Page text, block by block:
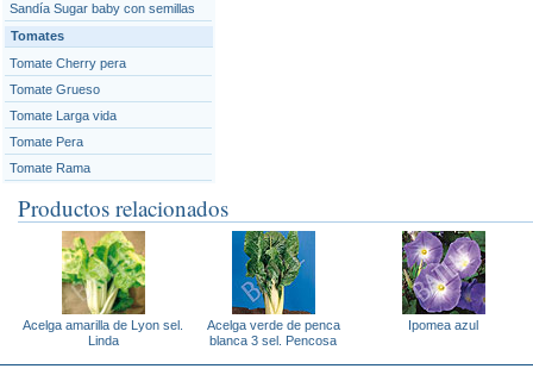
Sandía Sugar baby con semillas
Tomates
Tomate Cherry pera
Tomate Grueso
Tomate Larga vida
Tomate Pera
Tomate Rama
Productos relacionados
Acelga amarilla de Lyon sel.
Linda
Acelga verde de penca
blanca 3 sel. Pencosa
Ipomea azul